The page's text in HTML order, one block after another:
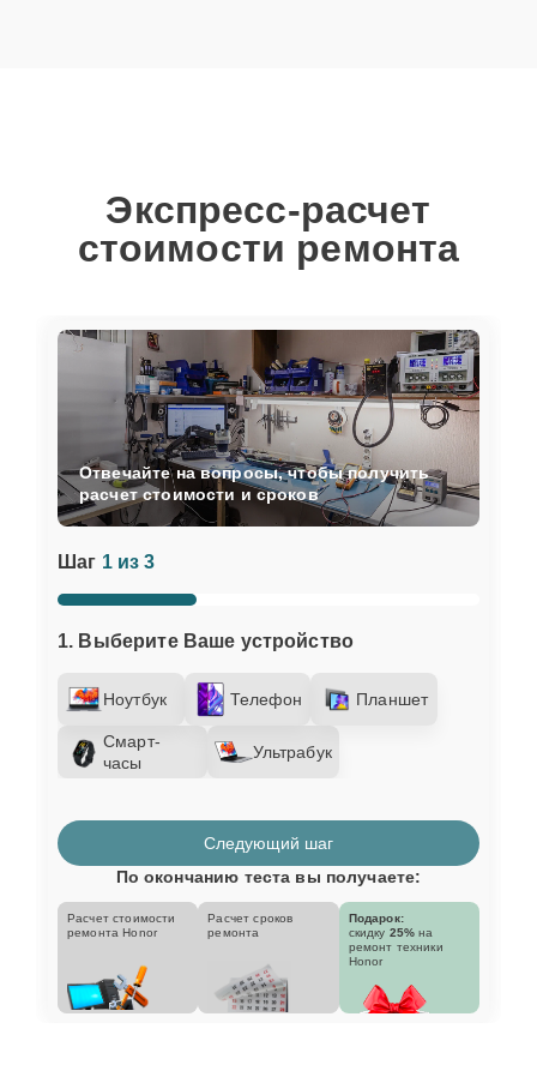
Экспресс-расчет
стоимости ремонта
Шаг 1 из 3
1. Выберите Ваше устройство
Ноутбук Телефон Планшет
Смарт-
часы
Ультрабук
Отвечайте на вопросы, чтобы получить
расчет стоимости и сроков
Следующий шаг
По окончанию теста вы получаете:
Расчет стоимости
ремонта Honor
Расчет сроков
ремонта
Подарок:
скидку 25% на
ремонт техники
Honor